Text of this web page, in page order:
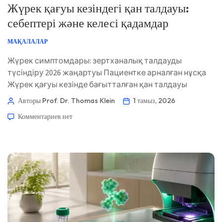
Жүрек қағуы кезіндегі қан талдауы:
себептері және келесі қадамдар
МАҚАЛАЛАР
Жүрек симптомдары: зертханалық талдауды
түсіндіру 2026 жаңартуы Пациентке арналған нұсқа
Жүрек қағуы кезінде бағытталған қан талдауы
қайтымды себептерді анықтауы мүмкін, бірақ ол
клиницистер зертханалық нәтижелерді ЭКГ-ға
🩺 Медициналық тұрғыдан қаралды: 1 тамыз, 2026 ✅
Дәлелге негізделген […]
Авторы Prof. Dr. Thomas Klein
1 тамыз, 2026
Комментариев нет